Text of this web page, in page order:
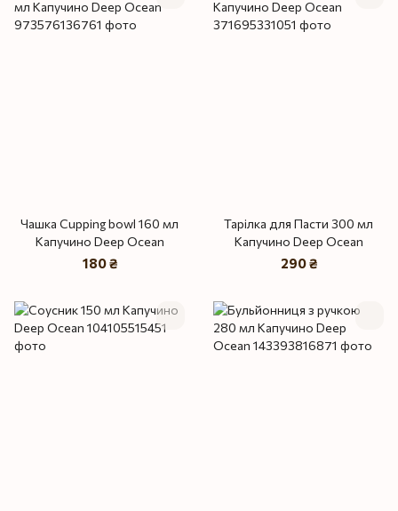
Чашка Cupping bowl 160 мл
Капучино Deep Ocean
180 ₴
Тарілка для Пасти 300 мл
Капучино Deep Ocean
290 ₴